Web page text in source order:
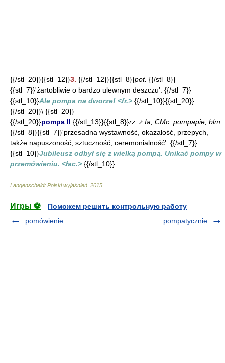
{{/stl_20}}{{stl_12}}3. {{/stl_12}}{{stl_8}}pot. {{/stl_8}}
{{stl_7}}'żartobliwie o bardzo ulewnym deszczu': {{/stl_7}}
{{stl_10}}Ale pompa na dworze! <fr.> {{/stl_10}}{{stl_20}}
{{/stl_20}}\ {{stl_20}}
{{/stl_20}}pompa II {{/stl_13}}{{stl_8}}rz. ż Ia, CMc. pompapie, blm
{{/stl_8}}{{stl_7}}'przesadna wystawność, okazałość, przepych,
także napuszoność, sztuczność, ceremonialność': {{/stl_7}}
{{stl_10}}Jubileusz odbył się z wielką pompą. Unikać pompy w
przemówieniu. <łac.> {{/stl_10}}
Langenscheidt Polski wyjaśnień 2015
Игры ⚽
Поможем решить контрольную работу
pomówienie
pompatycznie